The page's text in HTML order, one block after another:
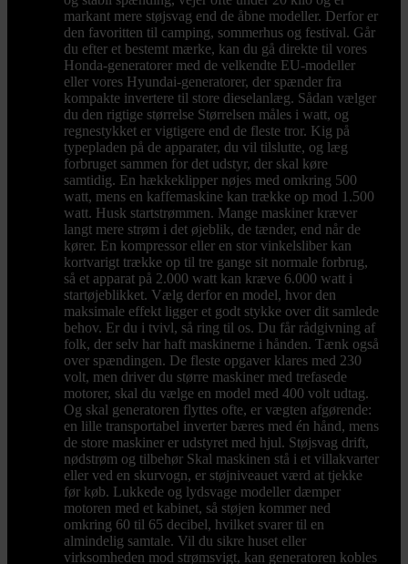
markant mere støjsvag end de åbne modeller. Derfor er
den favoritten til camping, sommerhus og festival. Går
du efter et bestemt mærke, kan du gå direkte til vores
Honda-generatorer med de velkendte EU-modeller
eller vores Hyundai-generatorer, der spænder fra
kompakte invertere til store dieselanlæg. Sådan vælger
du den rigtige størrelse Størrelsen måles i watt, og
regnestykket er vigtigere end de fleste tror. Kig på
typepladen på de apparater, du vil tilslutte, og læg
forbruget sammen for det udstyr, der skal køre
samtidig. En hækkeklipper nøjes med omkring 500
watt, mens en kaffemaskine kan trække op mod 1.500
watt. Husk startstrømmen. Mange maskiner kræver
langt mere strøm i det øjeblik, de tænder, end når de
kører. En kompressor eller en stor vinkelsliber kan
kortvarigt trække op til tre gange sit normale forbrug,
så et apparat på 2.000 watt kan kræve 6.000 watt i
startøjeblikket. Vælg derfor en model, hvor den
maksimale effekt ligger et godt stykke over dit samlede
behov. Er du i tvivl, så ring til os. Du får rådgivning af
folk, der selv har haft maskinerne i hånden. Tænk også
over spændingen. De fleste opgaver klares med 230
volt, men driver du større maskiner med trefasede
motorer, skal du vælge en model med 400 volt udtag.
Og skal generatoren flyttes ofte, er vægten afgørende:
en lille transportabel inverter bæres med én hånd, mens
de store maskiner er udstyret med hjul. Støjsvag drift,
nødstrøm og tilbehør Skal maskinen stå i et villakvarter
eller ved en skurvogn, er støjniveauet værd at tjekke
før køb. Lukkede og lydsvage modeller dæmper
motoren med et kabinet, så støjen kommer ned
omkring 60 til 65 decibel, hvilket svarer til en
almindelig samtale. Vil du sikre huset eller
virksomheden mod strømsvigt, kan generatoren kobles